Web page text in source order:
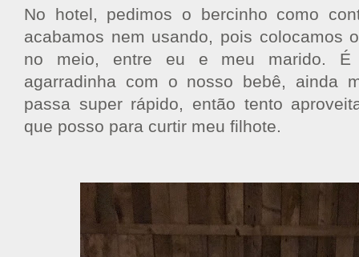
No hotel, pedimos o bercinho como
acabamos nem usando, pois colocamos
no meio, entre eu e meu marido. É
agarradinha com o nosso bebê, ainda
passa super rápido, então tento
que posso para curtir meu filhote.